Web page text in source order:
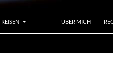
REISEN ÜBER MICH